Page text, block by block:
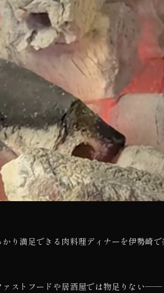
り満足できる肉料理ディナーを伊勢崎で
ァストフードや居酒屋では物足りない——